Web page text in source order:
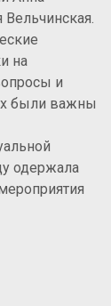
на
и
были важны
одержала